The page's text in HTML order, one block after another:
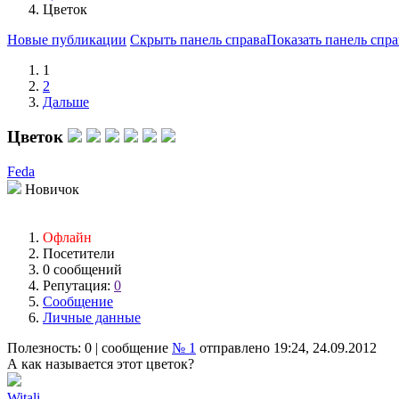
Цветок
Новые публикации Скрыть панель справаПоказать панель
1
2
Дальше
Цветок
Feda
Новичок
Офлайн
Посетители
0 сообщений
Репутация: 0
Сообщение
Личные данные
Полезность: 0 | сообщение № 1 отправлено 19:24, 24.09.2012
А как называется этот цветок?